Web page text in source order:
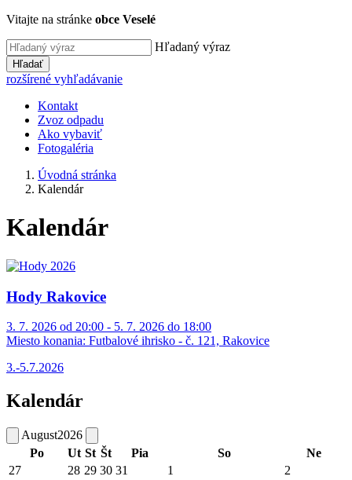
Vitajte na stránke obce Veselé
Hľadaný výraz
Hľadať
rozšírené vyhľadávanie
Kontakt
Zvoz odpadu
Ako vybaviť
Fotogaléria
Úvodná stránka
Kalendár
Kalendár
Hody Rakovice
3. 7. 2026 od 20:00 - 5. 7. 2026 do 18:00
Miesto konania: Futbalové ihrisko - č. 121, Rakovice
3.-5.7.2026
Kalendár
August2026
Po
Ut St Št Pia So
Ne
27
28 29 30 31 1 2